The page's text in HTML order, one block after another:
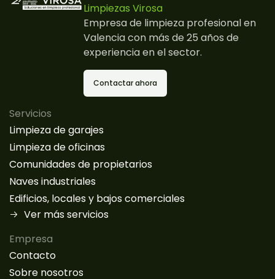
Limpiezas Virosa
Empresa de limpieza profesional en
Valencia con más de 25 años de
experiencia en el sector.
Contactar ahora
Servicios
Limpieza de garajes
Limpieza de oficinas
Comunidades de propietarios
Naves industriales
Edificios, locales y bajos comerciales
Ver más servicios
Empresa
Contacto
Sobre nosotros